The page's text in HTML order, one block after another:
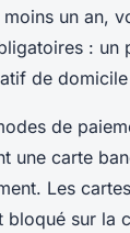
un an,
: un
de
de
une carte
Les
bloqué sur la